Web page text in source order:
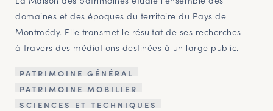
domaines et des époques du territoire du Pays de
Montmédy. Elle transmet le résultat de ses recherches
à travers des médiations destinées à un large public.
PATRIMOINE GÉNÉRAL
PATRIMOINE MOBILIER
SCIENCES ET TECHNIQUES